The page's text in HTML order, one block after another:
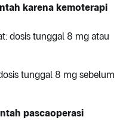
karena kemoterapi
dosis tunggal 8 mg atau
tunggal 8 mg sebelum
pascaoperasi